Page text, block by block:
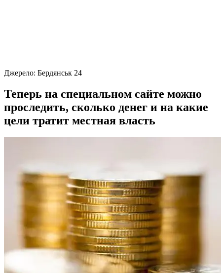
Джерело: Бердянськ 24
Теперь на специальном сайте можно
проследить, сколько денег и на какие
цели тратит местная власть